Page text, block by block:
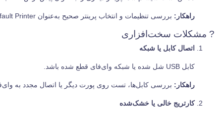
راهکار: بررسی تنظیمات و انتخاب پرینتر صحیح به‌عنوان Default Printer.
? مشکلات سخت‌افزاری
اتصال کابل یا شبکه
کابل USB شل شده یا شبکه وای‌فای قطع شده باشد.
راهکار: بررسی کابل‌ها، تست روی پورت دیگر یا اتصال مجدد به
کارتریج خالی یا خشک‌شده